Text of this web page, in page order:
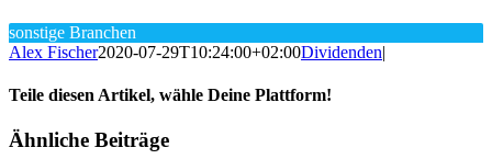
sonstige Branchen
Alex Fischer2020-07-29T10:24:00+02:00Dividenden|
Teile diesen Artikel, wähle Deine Plattform!
Facebook
Twitter
Reddit
LinkedIn
Tumblr
Pinterest
Vk
E-
Ähnliche Beiträge